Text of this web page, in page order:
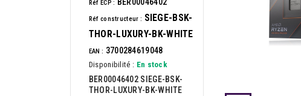
Réf ECP : BER00046402
Réf constructeur : SIEGE-BSK-
THOR-LUXURY-BK-WHITE
EAN : 3700284619048
Disponibilité : En stock
BER00046402 SIEGE-BSK-
THOR-LUXURY-BK-WHITE